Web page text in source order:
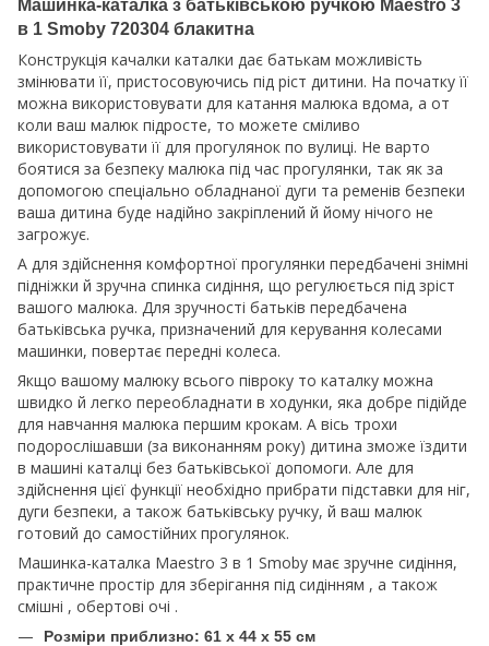
Машинка-каталка з батьківською ручкою Maestro 3
в 1 Smoby 720304 блакитна
Конструкція качалки каталки дає батькам можливість
змінювати її, пристосовуючись під ріст дитини. На початку її
можна використовувати для катання малюка вдома, а от
коли ваш малюк підросте, то можете сміливо
використовувати її для прогулянок по вулиці. Не варто
боятися за безпеку малюка під час прогулянки, так як за
допомогою спеціально обладнаної дуги та ременів безпеки
ваша дитина буде надійно закріплений й йому нічого не
загрожує.
А для здійснення комфортної прогулянки передбачені знімні
підніжки й зручна спинка сидіння, що регулюється під зріст
вашого малюка. Для зручності батьків передбачена
батьківська ручка, призначений для керування колесами
машинки, повертає передні колеса.
Якщо вашому малюку всього півроку то каталку можна
швидко й легко переобладнати в ходунки, яка добре підійде
для навчання малюка першим крокам. А вісь трохи
подорослішавши (за виконанням року) дитина зможе їздити
в машині каталці без батьківської допомоги. Але для
здійснення цієї функції необхідно прибрати підставки для ніг,
дуги безпеки, а також батьківську ручку, й ваш малюк
готовий до самостійних прогулянок.
Машинка-каталка Maestro 3 в 1 Smoby має зручне сидіння,
практичне простір для зберігання під сидінням , а також
смішні , обертові очі .
Розміри приблизно: 61 х 44 х 55 см